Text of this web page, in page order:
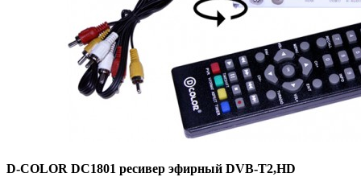
D-COLOR DC1801 ресивер эфирный DVB-T2,HD